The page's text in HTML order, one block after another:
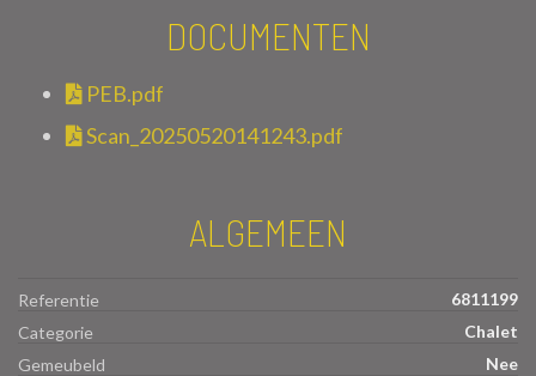
DOCUMENTEN
PEB.pdf
Scan_20250520141243.pdf
ALGEMEEN
Referentie
6811199
Categorie
Chalet
Gemeubeld
Nee